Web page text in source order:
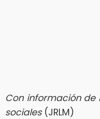
Con información de
sociales (JRLM)